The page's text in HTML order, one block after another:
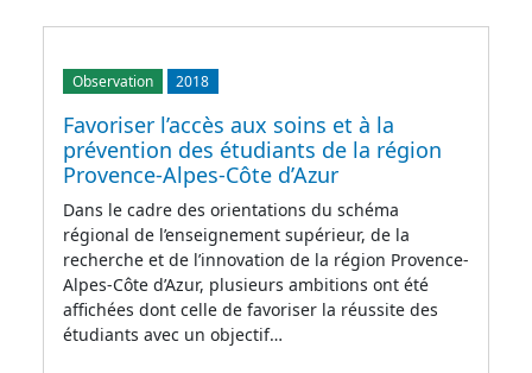
Observation 2018
Favoriser l’accès aux soins et à la
prévention des étudiants de la région
Provence-Alpes-Côte d’Azur
Dans le cadre des orientations du schéma
régional de l’enseignement supérieur, de la
recherche et de l’innovation de la région Provence-
Alpes-Côte d’Azur, plusieurs ambitions ont été
affichées dont celle de favoriser la réussite des
étudiants avec un objectif…